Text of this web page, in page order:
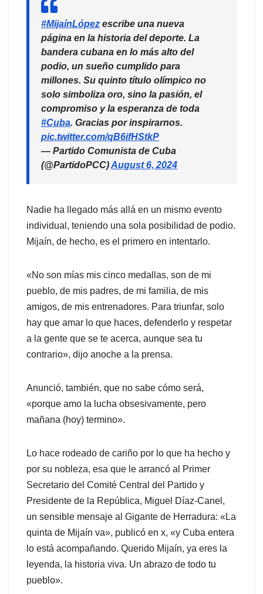
#MijaínLópez escribe una nueva
página en la historia del deporte. La
bandera cubana en lo más alto del
podio, un sueño cumplido para
millones. Su quinto título olímpico no
solo simboliza oro, sino la pasión, el
compromiso y la esperanza de toda
#Cuba. Gracias por inspirarnos.
pic.twitter.com/qB6ifHStkP
— Partido Comunista de Cuba
(@PartidoPCC)August 6, 2024
Nadie ha llegado más allá en un mismo evento
individual, teniendo una sola posibilidad de podio.
Mijaín, de hecho, es el primero en intentarlo.
«No son mías mis cinco medallas, son de mi
pueblo, de mis padres, de mi familia, de mis
amigos, de mis entrenadores. Para triunfar, solo
hay que amar lo que haces, defenderlo y respetar
a la gente que se te acerca, aunque sea tu
contrario», dijo anoche a la prensa.
Anunció, también, que no sabe cómo será,
«porque amo la lucha obsesivamente, pero
mañana (hoy) termino».
Lo hace rodeado de cariño por lo que ha hecho y
por su nobleza, esa que le arrancó al Primer
Secretario del Comité Central del Partido y
Presidente de la República, Miguel Díaz-Canel,
un sensible mensaje al Gigante de Herradura: «La
quinta de Mijaín va», publicó en x, «y Cuba entera
lo está acompañando. Querido Mijaín, ya eres la
leyenda, la historia viva. Un abrazo de todo tu
pueblo».